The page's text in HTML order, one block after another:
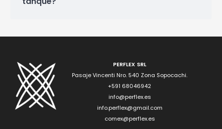
PERFLEX SRL
Pasaje Vincenti Nro. 540 Zona Sopocachi.
+591 68046942
info@perflex.es
info.perflex@gmail.com
comex@perflex.es